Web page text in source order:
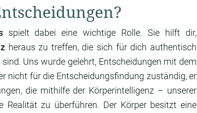
spielt dabei eine wichtige Rolle. Sie hilft dir,
heraus zu treffen, die sich für dich authentisch
Uns wurde gelehrt, Entscheidungen mit dem
nicht für die Entscheidungsfindung zuständig, er
die mithilfe der Körperintelligenz – unserer
zu überführen. Der Körper besitzt eine